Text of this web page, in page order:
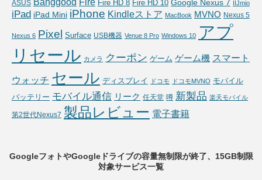
ASUS Banggood Fire HD 8 Fire HD 10 Google Nexus 7 IIJmio
iPad iPad Mini iPhone Kindleストア MacBook MVNO Nexus 5
Nexus 6 Pixel Surface USB機器 Venue 8 Pro Windows 10 アプ
リセール カメラ クーポン ゲーム ゲーム機 スマート
ウォッチ セール ディスプレイ ドコモ ドコモMVNO モバイル
バッテリー モバイル通信 リーク 任天堂 噂 新製品 楽天モバイル
第2世代Nexus7 製品レビュー 電子書籍
GoogleフォトやGoogleドライブの容量無制限が終了、15GB制限
対象サービス一覧